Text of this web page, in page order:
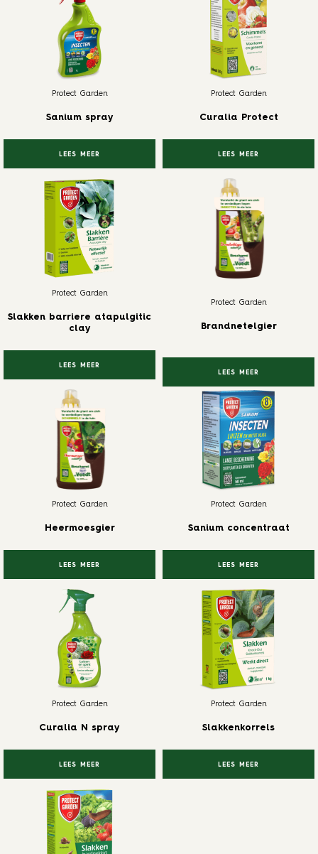
Protect Garden
Sanium spray
LEES MEER
Protect Garden
Curalia Protect
LEES MEER
Protect Garden
Slakken barriere atapulgitic
clay
LEES MEER
Protect Garden
Brandnetelgier
LEES MEER
Protect Garden
Heermoesgier
LEES MEER
Protect Garden
Sanium concentraat
LEES MEER
Protect Garden
Curalia N spray
LEES MEER
Protect Garden
Slakkenkorrels
LEES MEER